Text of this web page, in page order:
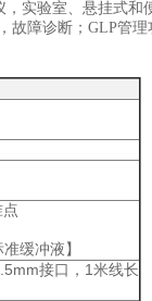
，实验室、悬挂式和
障诊断；GLP管理
准缓冲液】
接口 ，1 米线长